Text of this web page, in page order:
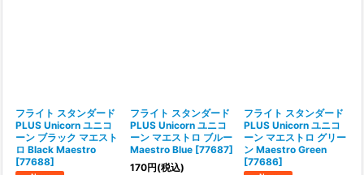
フライト スタンダード
PLUS Unicorn ユニコ
ーン ブラック マエスト
ロ Black Maestro
[77688]
フライト スタンダード
PLUS Unicorn ユニコ
ーン マエストロ ブルー
Maestro Blue [77687]
170円(税込)
フライト スタンダード
PLUS Unicorn ユニコ
ーン マエストロ グリー
ン Maestro Green
[77686]